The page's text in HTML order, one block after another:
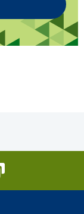
link